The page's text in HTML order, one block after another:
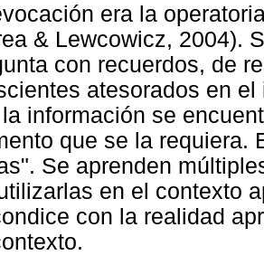
era la
& Lewcowicz, 2004).
con recuerdos, de
atesorados en
información se
que se la requiera.
Se aprenden
en el contexto
con la realidad